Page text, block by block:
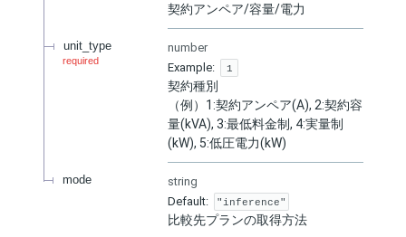
契約アンペア/容量/電力
unit_type
required
number
Example:
1
契約種別
（例）1:契約アンペア(A), 2:契約容
量(kVA), 3:最低料金制, 4:実量制
(kW), 5:低圧電力(kW)
mode
string
Default:
"inference"
比較先プランの取得方法